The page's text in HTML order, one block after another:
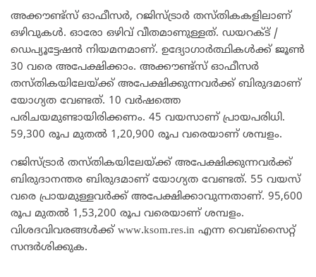
അക്കൗണ്ട്സ് ഓഫീസർ, റജിസ്ട്രാർ തസ്തികകളിലാണ്
ഒഴിവുകൾ. ഓരോ ഒഴിവ് വീതമാണുള്ളത്. ഡയറക്ട് /
ഡെപ്യൂട്ടേഷൻ നിയമനമാണ്. ഉദ്യോ​ഗാർത്ഥികൾക്ക് ജൂൺ
30 വരെ അപേക്ഷിക്കാം. അക്കൗണ്ട്സ് ഓഫീസർ
തസ്തികയിലേയ്ക്ക് അപേക്ഷിക്കുന്നവർക്ക് ബിരുദമാണ്
യോ​ഗ്യത വേണ്ടത്. 10 വർഷത്തെ
പരിചയമുണ്ടായിരിക്കണം. 45 വയസാണ് പ്രായപരിധി.
59,300 രൂപ മുതൽ 1,20,900 രൂപ വരെയാണ് ശമ്പളം.
റജിസ്ട്രാർ തസ്തികയിലേയ്ക്ക് അപേക്ഷിക്കുന്നവർക്ക്
ബിരുദാനന്തര ബിരുദമാണ് യോ​ഗ്യത വേണ്ടത്. 55 വയസ്
വരെ പ്രായമുള്ളവർക്ക് അപേക്ഷിക്കാവുന്നതാണ്. 95,600
രൂപ മുതൽ 1,53,200 രൂപ വരെയാണ് ശമ്പളം.
വിശദവിവരങ്ങൾക്ക് www.ksom.res.in എന്ന വെബ്സൈറ്റ്
സന്ദർശിക്കുക.